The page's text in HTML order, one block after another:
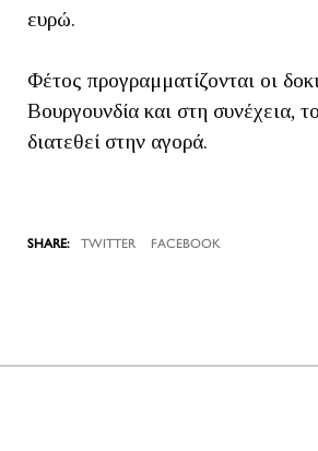
ευρώ.
Φέτος προγραμματίζονται οι
Βουργουνδία και στη συνέχεια,
διατεθεί στην αγορά.
TWITTER FACEBOOK